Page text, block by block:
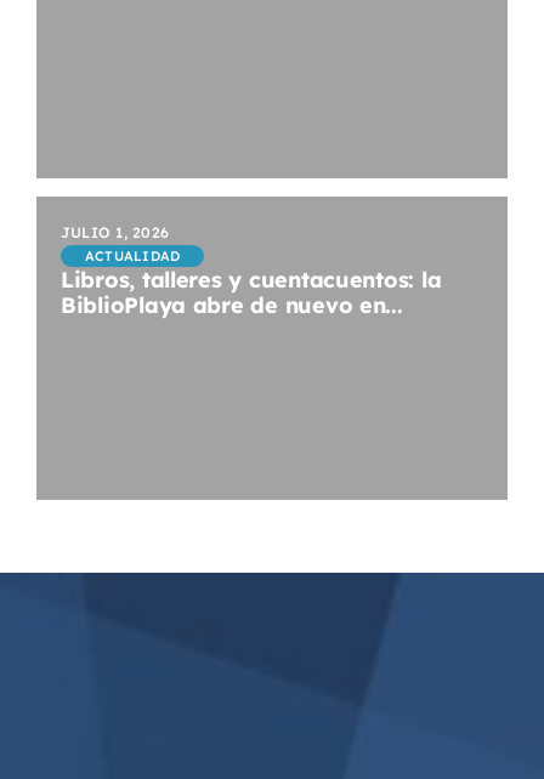
JULIO 1, 2026
ACTUALIDAD
Libros, talleres y cuentacuentos: la
BiblioPlaya abre de nuevo en...